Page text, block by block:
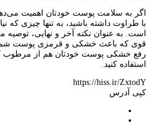
اگر به سلامت پوست خودتان اهمیت
با طراوت داشته باشید، به تنها چیزی که
است. به عنوان نکته آخر و نهایی، توصیه
قوی که باعث خشکی و قرمزی پوست شما
رفع خشکی پوست خودتان هم از مرطوب
استفاده کنید.
https://hiss.ir/ZxtodY
کپی آدرس